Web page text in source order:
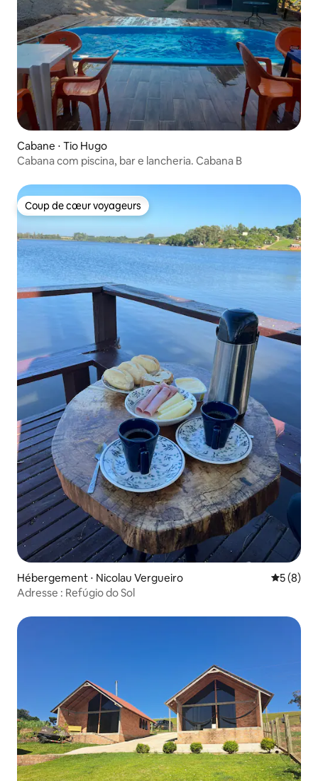
Cabane ⋅ Tio Hugo
Cabana com piscina, bar e lancheria. Cabana B
Coup de cœur voyageurs
Coup de cœur voyageurs
Hébergement ⋅ Nicolau Vergueiro
5 (8)
Adresse : Refúgio do Sol